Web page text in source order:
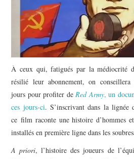
CULTURE
SPORT
À ceux qui, fatigués par la médiocrité
résilié leur abonnement, on conseillera
jours pour profiter deRed Army, un
ces jours-ci. S’inscrivant dans la lignée
ce film raconte une histoire d’hommes
installés en première ligne dans les
A priori, l’histoire des joueurs de